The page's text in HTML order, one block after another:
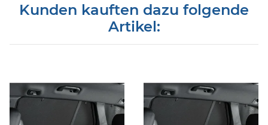
Kunden kauften dazu folgende
Artikel: